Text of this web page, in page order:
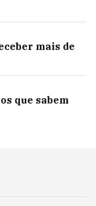
mais de
que sabem